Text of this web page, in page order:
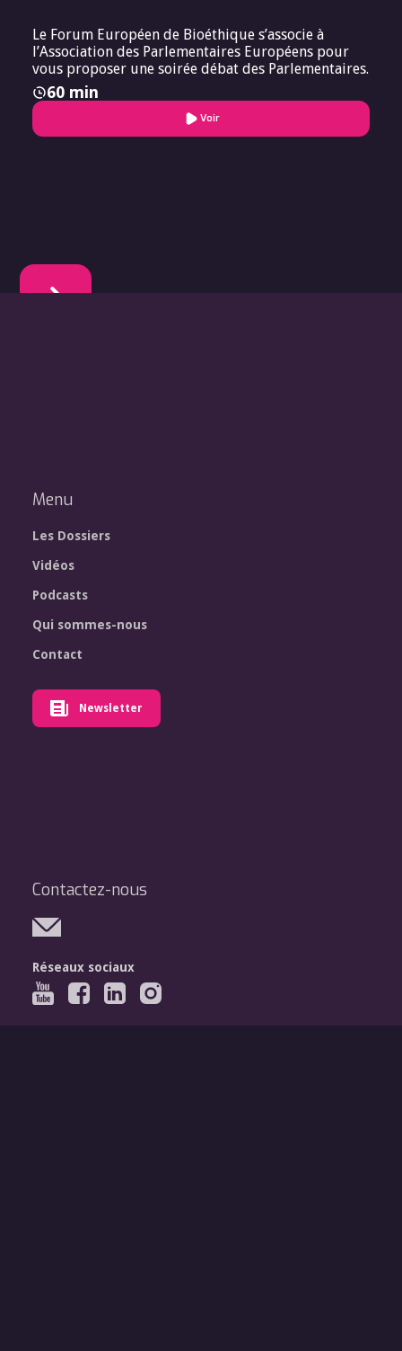
Le Forum Européen de Bioéthique s’associe à
l’Association des Parlementaires Européens pour
vous proposer une soirée débat des Parlementaires.
60 min
Voir
Menu
Les Dossiers
Vidéos
Podcasts
Qui sommes-nous
Contact
Newsletter
Contactez-nous
Réseaux sociaux